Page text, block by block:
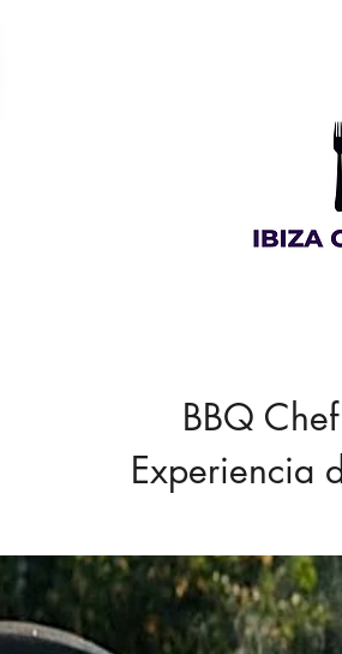
BBQ
Experiencia